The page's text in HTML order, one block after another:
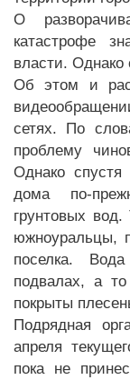
О
катастрофе
власти. Однако
Об этом и
сетях. По
проблему
Однако
дома по-
грунтовых
южноуральцы,
поселка.
подвалах, а
покрыты
Подрядная
апреля
пока не